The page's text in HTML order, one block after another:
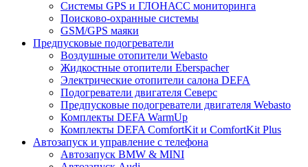
Системы GPS и ГЛОНАСС мониторинга
Поисково-охранные системы
GSM/GPS маяки
Предпусковые подогреватели
Воздушные отопители Webasto
Жидкостные отопители Eberspacher
Электрические отопители салона DEFA
Подогреватели двигателя Северс
Предпусковые подогреватели двигателя Webasto
Комплекты DEFA WarmUp
Комплекты DEFA ComfortKit и ComfortKit Plus
Автозапуск и управление с телефона
Автозапуск BMW & MINI